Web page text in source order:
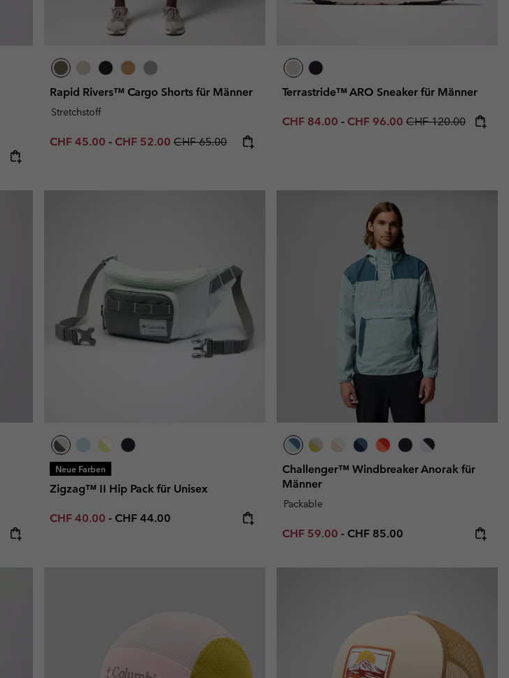
Rapid Rivers™ Cargo Shorts für Männer
Stretchstoff
Minimum sale price:
CHF 45.00 - Maximum sale price:
CHF 52.00 Regular price:
CHF 65.00
Terrastride™ ARO Sneaker für Männer
Minimum sale price:
CHF 84.00 - Maximum sale price:
CHF 96.00 Regular price:
CHF 120.00
Neue Farben
Zigzag™ II Hip Pack für Unisex
Minimum sale price:
CHF 40.00 - Maximum price:
CHF 44.00
Challenger™ Windbreaker Anorak für
Männer
Packable
Minimum sale price:
CHF 59.00 - Maximum price:
CHF 85.00